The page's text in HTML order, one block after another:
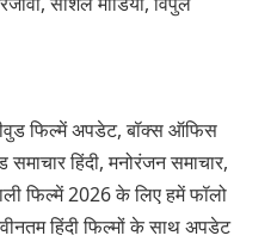
फिल्में अपडेट, बॉक्स ऑफिस
हिंदी, मनोरंजन समाचार,
फिल्में 2026 के लिए हमें फॉलो
हिंदी फिल्मों के साथ अपडेट